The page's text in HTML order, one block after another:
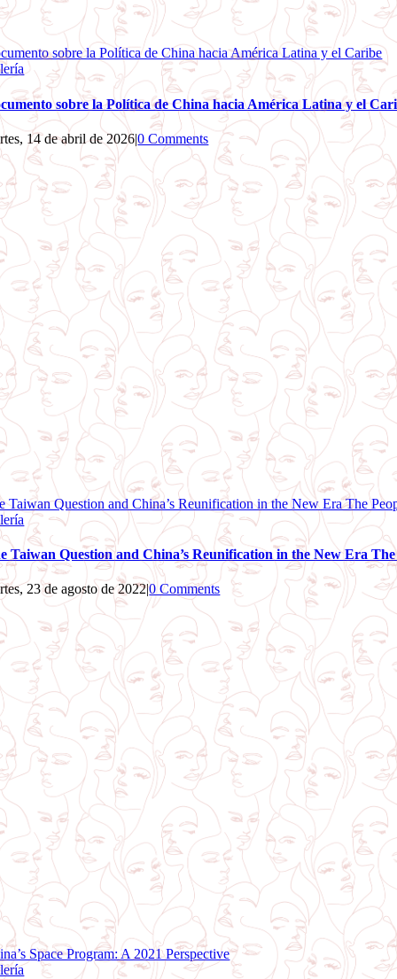
sobre la Política de China hacia América Latina y el Caribe
sobre la Política de China hacia América Latina y el
14 de abril de 2026|0 Comments
Taiwan Question and China’s Reunification in the New Era The
Taiwan Question and China’s Reunification in the New Era
23 de agosto de 2022|0 Comments
Space Program: A 2021 Perspective